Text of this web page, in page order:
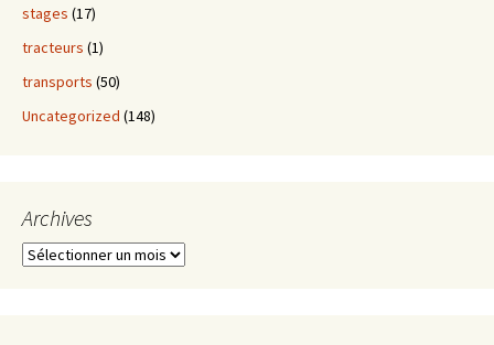
stages (17)
tracteurs (1)
transports (50)
Uncategorized (148)
Archives
Archives